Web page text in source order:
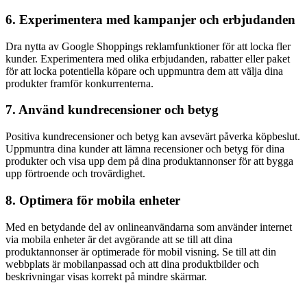
6. Experimentera med kampanjer och erbjudanden
Dra nytta av Google Shoppings reklamfunktioner för att locka fler
kunder. Experimentera med olika erbjudanden, rabatter eller paket
för att locka potentiella köpare och uppmuntra dem att välja dina
produkter framför konkurrenterna.
7. Använd kundrecensioner och betyg
Positiva kundrecensioner och betyg kan avsevärt påverka köpbeslut.
Uppmuntra dina kunder att lämna recensioner och betyg för dina
produkter och visa upp dem på dina produktannonser för att bygga
upp förtroende och trovärdighet.
8. Optimera för mobila enheter
Med en betydande del av onlineanvändarna som använder internet
via mobila enheter är det avgörande att se till att dina
produktannonser är optimerade för mobil visning. Se till att din
webbplats är mobilanpassad och att dina produktbilder och
beskrivningar visas korrekt på mindre skärmar.